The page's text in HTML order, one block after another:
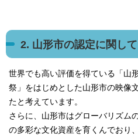
2. 山形市の認定に関して
世界でも高い評価を得ている「山
祭」をはじめとした山形市の映像
たと考えています。
さらに、山形市はグローバリズム
の多彩な文化資産を育くんでおり